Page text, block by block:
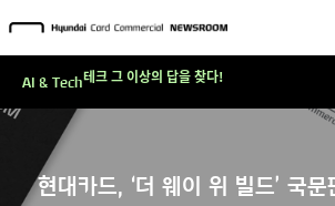
현대카드, ‘더 웨이 위 빌드’ 국
AI & Tech테크 그 이상의 답을 찾다!
현대카드, 스테이블코인 국제송금 실제 도입
테크 그 이상의 답을 찾다!